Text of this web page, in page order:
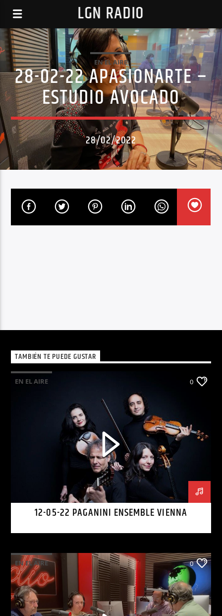
LGN RADIO
EN EL AIRE
28-02-22 APASIONARTE –
ESTUDIO AVOCADO
28/02/2022
TAMBIÉN TE PUEDE GUSTAR
EN EL AIRE 0
12-05-22 PAGANINI ENSEMBLE VIENNA
EN EL AIRE 0